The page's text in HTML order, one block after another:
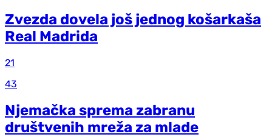
Zvezda dovela još jednog košarkaša
Real Madrida
21
43
Njemačka sprema zabranu
društvenih mreža za mlade